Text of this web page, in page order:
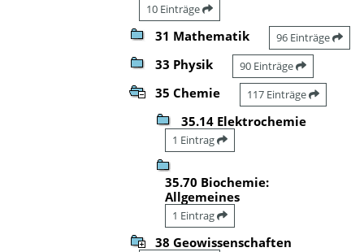
10 Einträge
31 Mathematik 96 Einträge
33 Physik 90 Einträge
35 Chemie 117 Einträge
35.14 Elektrochemie
1 Eintrag
35.70 Biochemie:
Allgemeines
1 Eintrag
38 Geowissenschaften